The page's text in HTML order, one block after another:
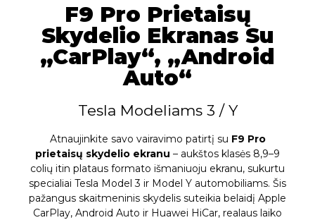
F9 Pro Prietaisų
Skydelio Ekranas Su
„CarPlay“, „Android
Auto“
Tesla Modeliams 3 / Y
Atnaujinkite savo vairavimo patirtį su F9 Pro
prietaisų skydelio ekranu – aukštos klasės 8,9–9
colių itin plataus formato išmaniuoju ekranu, sukurtu
specialiai Tesla Model 3 ir Model Y automobiliams. Šis
pažangus skaitmeninis skydelis suteikia belaidį Apple
CarPlay, Android Auto ir Huawei HiCar, realaus laiko